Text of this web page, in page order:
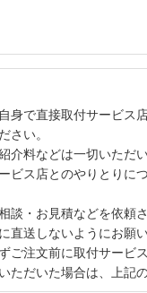
で直接取付サービス
さい。
介料などは一切いただ
ビス店とのやりとり
談・お見積などを依頼
直送しないようにお願い
ご注文前に取付サービ
ただいた場合は、上記